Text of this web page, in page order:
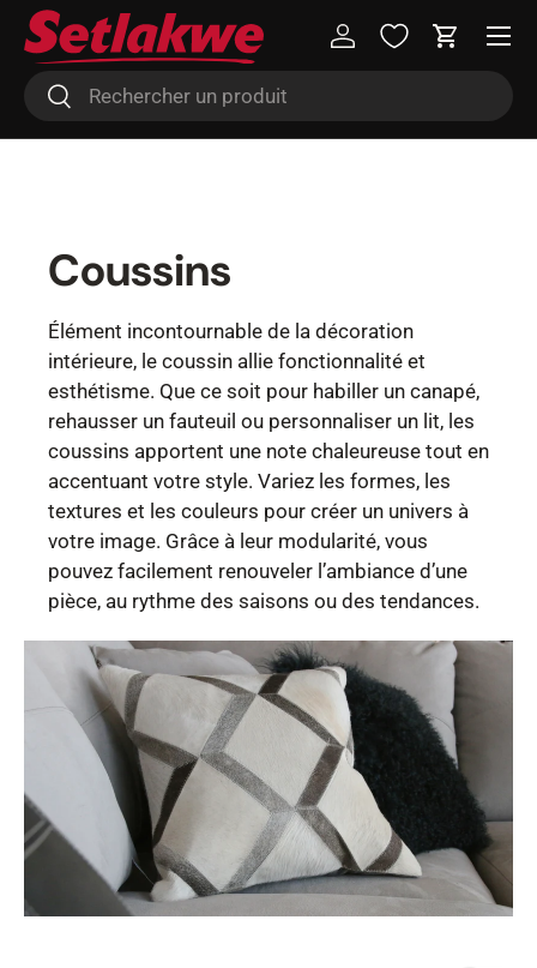
Aller au contenu
Recherche
Rechercher
Se connecterPanier
Menu
Coussins
Élément incontournable de la décoration
intérieure, le coussin allie fonctionnalité et
esthétisme. Que ce soit pour habiller un canapé,
rehausser un fauteuil ou personnaliser un lit, les
coussins apportent une note chaleureuse tout en
accentuant votre style. Variez les formes, les
textures et les couleurs pour créer un univers à
votre image. Grâce à leur modularité, vous
pouvez facilement renouveler l’ambiance d’une
pièce, au rythme des saisons ou des tendances.